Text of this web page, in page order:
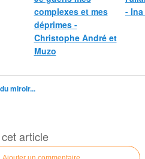
complexes et mes
déprimes -
Christophe André et
Muzo
-
miroir...
article